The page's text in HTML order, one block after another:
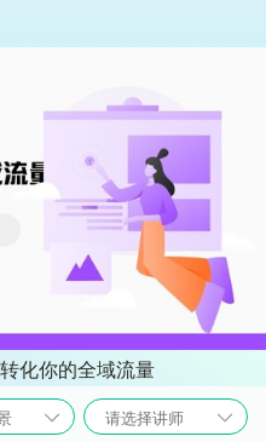
化你的全域流量
请选择讲师